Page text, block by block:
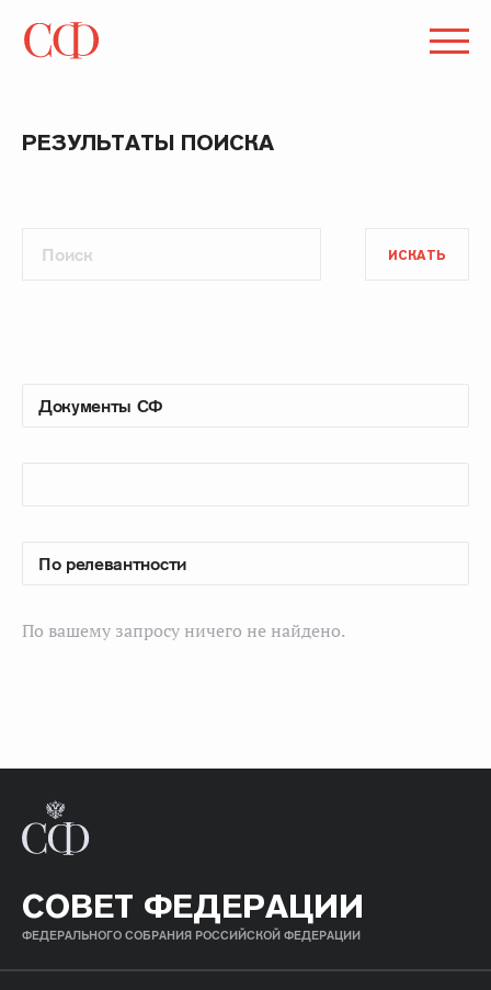
РЕЗУЛЬТАТЫ ПОИСКА
ИСКАТЬ
По вашему запросу ничего не найдено.
СОВЕТ ФЕДЕРАЦИИ
ФЕДЕРАЛЬНОГО СОБРАНИЯ РОССИЙСКОЙ ФЕДЕРАЦИИ